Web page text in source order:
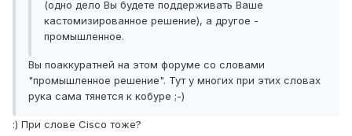
(одно дело Вы будете поддерживать Ваше
кастомизированное решение), а другое -
промышленное.
Вы поаккуратней на этом форуме со словами
"промышленное решение". Тут у многих при этих словах
рука сама тянется к кобуре ;-)
:) При слове Cisco тоже?